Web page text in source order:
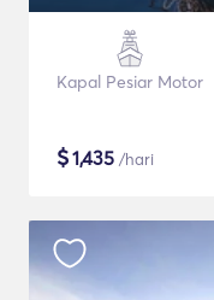
Kapal Pesiar Motor
$1,435 /hari